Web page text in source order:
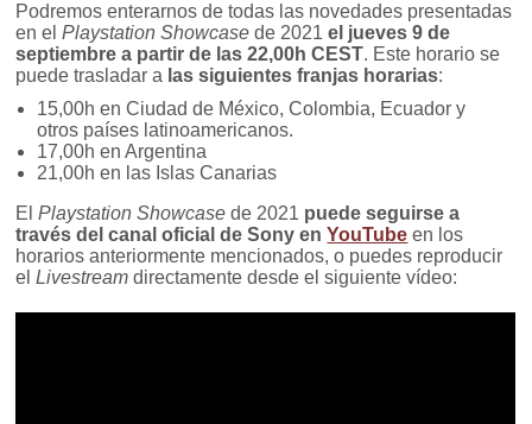
Podremos enterarnos de todas las novedades presentadas
en elPlaystation Showcase de 2021el jueves 9 de
septiembre a partir de las 22,00h CEST. Este horario se
puede trasladar a las siguientes franjas horarias:
15,00h en Ciudad de México, Colombia, Ecuador y
otros países latinoamericanos.
17,00h en Argentina
21,00h en las Islas Canarias
ElPlaystation Showcase de 2021 puede seguirse a
través del canal oficial de Sony enYouTube en los
horarios anteriormente mencionados, o puedes reproducir
elLivestream directamente desde el siguiente vídeo: